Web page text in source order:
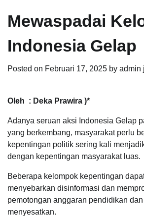
Mewaspadai
Indonesia Gelap
Posted on Februari 17, 2025 by admin
Oleh : Deka Prawira )*
Adanya seruan aksi Indonesia Gelap
yang berkembang, masyarakat perlu
kepentingan politik sering kali
dengan kepentingan masyarakat luas.
Beberapa kelompok kepentingan
menyebarkan disinformasi dan
pemotongan anggaran pendidikan
menyesatkan.